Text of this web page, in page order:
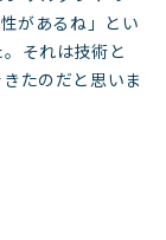
があるね」とい
それは技術と
たのだと思いま